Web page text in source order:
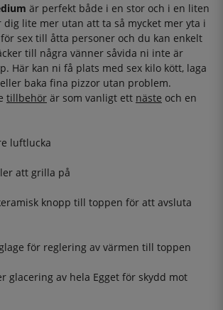
är perfekt både i en stor och i en liten
dig lite mer utan att ta så mycket mer yta i
sex till åtta personer och du kan enkelt
till några vänner såvida ni inte är
Här kan ni få plats med sex kilo kött, laga
baka fina pizzor utan problem.
tillbehör är som vanligt ett näste och en
luftlucka
att grilla på
knopp till toppen för att avsluta
för reglering av värmen till toppen
glacering av hela Egget för skydd mot